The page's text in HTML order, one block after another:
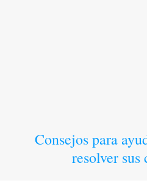
Consejos para
resolver